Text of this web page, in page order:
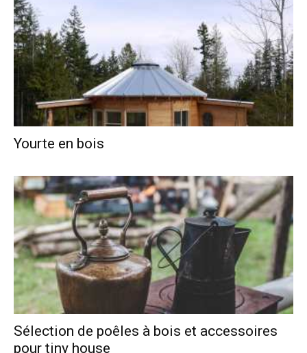
Yourte en bois
Sélection de poêles à bois et accessoires
pour tiny house